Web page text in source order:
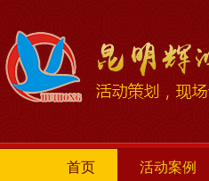
首页 活动案例